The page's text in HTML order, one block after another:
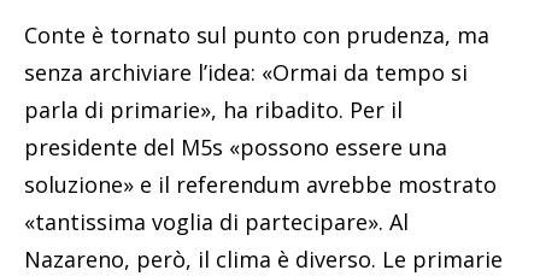
Conte è tornato sul punto con prudenza, ma
senza archiviare l’idea: «Ormai da tempo si
parla di primarie», ha ribadito. Per il
presidente del M5s «possono essere una
soluzione» e il referendum avrebbe mostrato
«tantissima voglia di partecipare». Al
Nazareno, però, il clima è diverso. Le primarie